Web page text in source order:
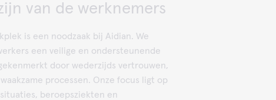
van de werknemers
is een noodzaak bij Aidian. We
een veilige en ondersteunende
door wederzijds vertrouwen,
processen. Onze focus ligt op
beroepsziekten en